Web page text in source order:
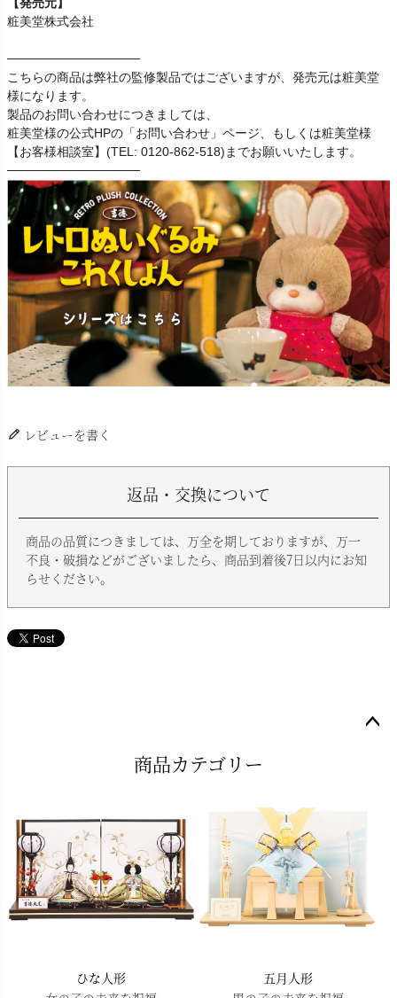
粧美堂株式会社
───────────────
こちらの商品は弊社の監修製品ではございますが、発売元は粧美堂
様になります。
製品のお問い合わせにつきましては、
粧美堂様の公式HPの「お問い合わせ」ページ、もしくは粧美堂様
【お客様相談室】(TEL: 0120-862-518)までお願いいたします。
───────────────
レビューを書く
返品・交換について
商品の品質につきましては、万全を期しておりますが、万一
不良・破損などがございましたら、商品到着後7日以内にお知
らせください。
商品カテゴリー
ひな人形
五月人形